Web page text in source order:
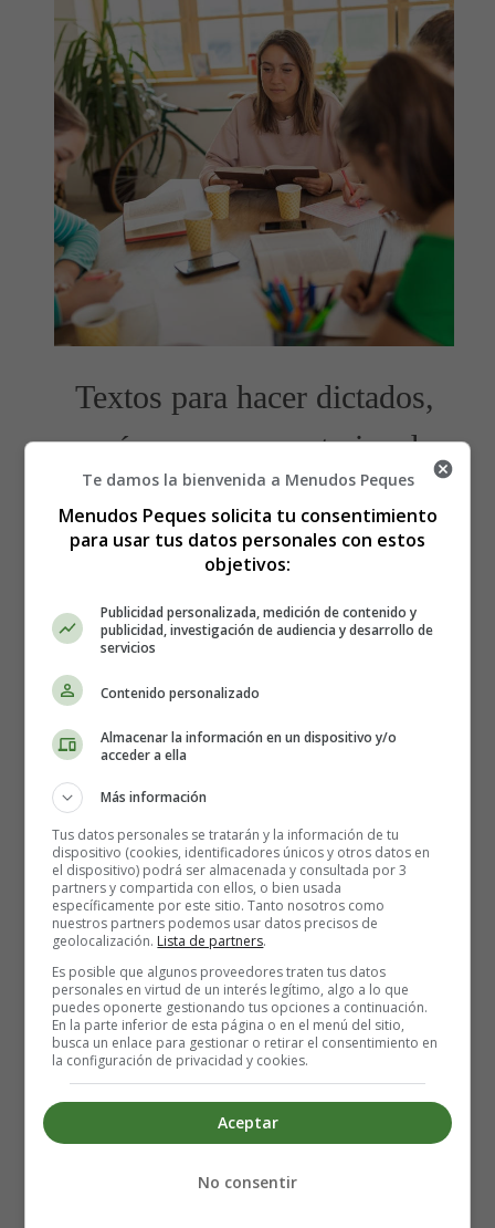
Textos para hacer dictados,
resúmenes, comentarios de
textos
Pincha en dictados y podrás acceder a todos lo textos
Accede también altaller de lengua
📝 Texto - Birmingham
Birmingham es una ciudad inglesa situada en el centro de
la región inglesa de West Midlands, en la meseta de
Birmingham. Está al norte de las colinas de Lickey, de
Clent y de Walton, y cerca del río Tame. En Birmingham
viven nada menos que 1.092.330 personas, lo que la
convierte en la ciudad británica más poblada fuera de
Londres.
Birmingham era una ciudad-mercado de tamaño medio
durante la época medieval. Sólo alcanzó importancia
internacional en el siglo XVIII, como resultado de la
Ilustración de las Midlands y la Revolución Industrial. En
esa época, Birmingham estaba a la vanguardia de los
avances mundiales en ciencia, tecnología y desarrollo
económico. Así, pronto fue conocida como "la primera
ciudad manufacturera del mundo".
Posteriormente, la ciudad mostró un alto nivel de
Te damos la bienvenida a Menudos Peques
Menudos Peques solicita tu consentimiento
para usar tus datos personales con estos
objetivos:
Publicidad personalizada, medición de contenido y
publicidad, investigación de audiencia y desarrollo de
servicios
Contenido personalizado
Almacenar la información en un dispositivo y/o
acceder a ella
Más información
Tus datos personales se tratarán y la información de tu
dispositivo (cookies, identificadores únicos y otros datos en
el dispositivo) podrá ser almacenada y consultada por 3
partners y compartida con ellos, o bien usada
específicamente por este sitio. Tanto nosotros como
nuestros partners podemos usar datos precisos de
geolocalización. Lista de partners.
Es posible que algunos proveedores traten tus datos
personales en virtud de un interés legítimo, algo a lo que
puedes oponerte gestionando tus opciones a continuación.
En la parte inferior de esta página o en el menú del sitio,
busca un enlace para gestionar o retirar el consentimiento en
la configuración de privacidad y cookies.
Aceptar
No consentir